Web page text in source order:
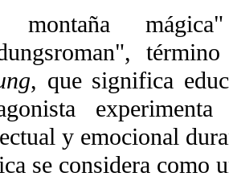
montaña
, que significa
y emocional
se considera como